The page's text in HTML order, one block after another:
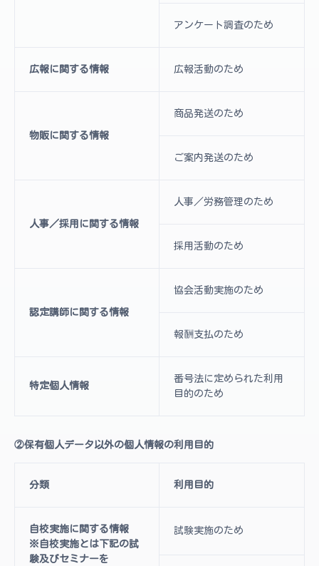
アンケート調査のため
広報に関する情報 広報活動のため
物販に関する情報
商品発送のため
ご案内発送のため
人事／採用に関する情報
人事／労務管理のため
採用活動のため
認定講師に関する情報
協会活動実施のため
報酬支払のため
特定個人情報
番号法に定められた利用
目的のため
②保有個人データ以外の個人情報の利用目的
分類 利用目的
自校実施に関する情報
※自校実施とは下記の試
験及びセミナーを
試験実施のため